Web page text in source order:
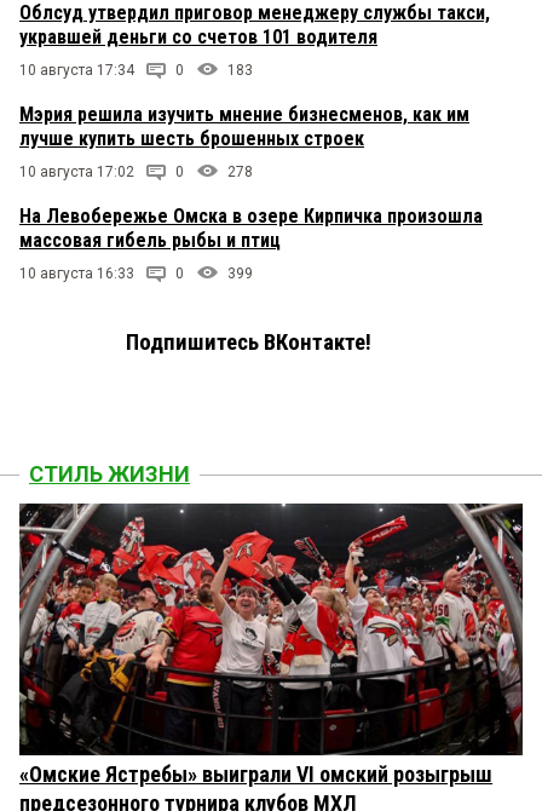
Облсуд утвердил приговор менеджеру службы такси,
укравшей деньги со счетов 101 водителя
10 августа 17:34 0 183
Мэрия решила изучить мнение бизнесменов, как им
лучше купить шесть брошенных строек
10 августа 17:02 0 278
На Левобережье Омска в озере Кирпичка произошла
массовая гибель рыбы и птиц
10 августа 16:33 0 399
Подпишитесь ВКонтакте!
СТИЛЬ ЖИЗНИ
«Омские Ястребы» выиграли VI омский розыгрыш
предсезонного турнира клубов МХЛ